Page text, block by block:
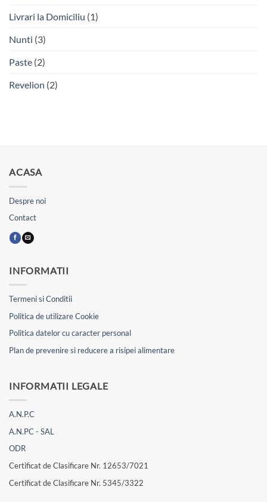
Livrari la Domiciliu (1)
Nunti (3)
Paste (2)
Revelion (2)
ACASA
Despre noi
Contact
INFORMATII
Termeni si Conditii
Politica de utilizare Cookie
Politica datelor cu caracter personal
Plan de prevenire si reducere a risipei alimentare
INFORMATII LEGALE
A.N.P.C
A.N.PC - SAL
ODR
Certificat de Clasificare Nr. 12653/7021
Certificat de Clasificare Nr. 5345/3322